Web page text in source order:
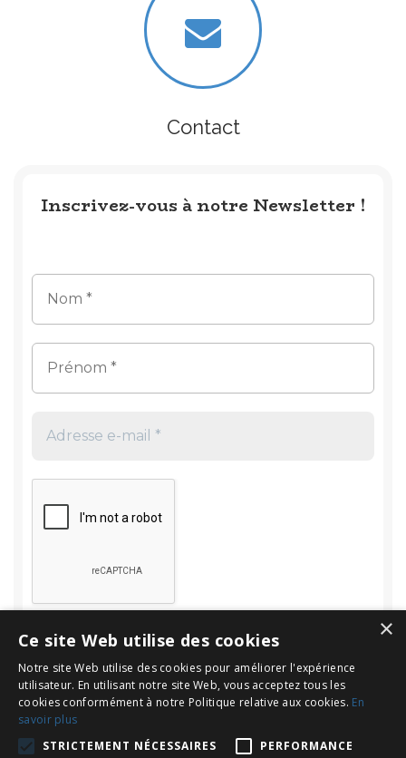
Contact
Inscrivez-vous à notre Newsletter !
Rechercher
×
Ce site Web utilise des cookies
Notre site Web utilise des cookies pour améliorer l'expérience
utilisateur. En utilisant notre site Web, vous acceptez tous les
cookies conformément à notre Politique relative aux cookies. En
savoir plus
STRICTEMENT NÉCESSAIRES
PERFORMANCE